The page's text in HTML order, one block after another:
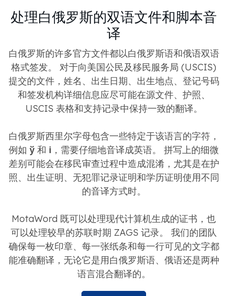
处理白俄罗斯的双语文件和脚本音
译
白俄罗斯的许多官方文件都以白俄罗斯语和俄语双语
格式签发。 对于向美国公民及移民服务局 (USCIS)
提交的文件，姓名、出生日期、出生地点、登记号码
和签发机构详细信息应尽可能在源文件、护照、
USCIS 表格和支持记录中保持一致的翻译。
白俄罗斯西里尔字母包含一些特定于该语言的字符，
例如 ў 和 і ，需要仔细地音译成英语。 拼写上的细微
差别可能会在移民审查过程中造成混淆，尤其是在护
照、出生证明、无犯罪记录证明和学历证明使用不同
的音译方式时。
MotaWord 既可以处理现代计算机生成的证书，也
可以处理较早的苏联时期 ZAGS 记录。 我们的团队
确保每一枚印章、每一张纸条和每一行可见的文字都
能准确翻译，无论它是用白俄罗斯语、俄语还是两种
语言混合翻译的。